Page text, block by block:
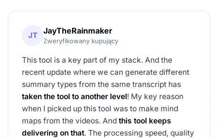
JT JayTheRainmaker
Zweryfikowany kupujący
This tool is a key part of my stack. And the
recent update where we can generate different
summary types from the same transcript has
taken the tool to another level! My key reason
when I picked up this tool was to make mind
maps from the videos. And this tool keeps
delivering on that. The processing speed, quality